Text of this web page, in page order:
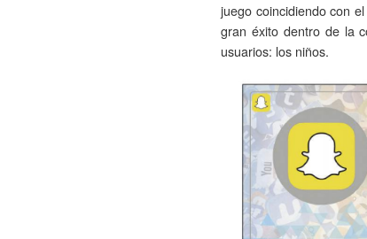
juego coincidiendo con
gran éxito dentro de la
usuarios: los niños.